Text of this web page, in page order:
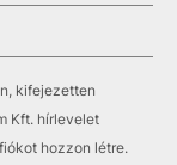
kifejezetten
Kft. hírlevelet
hozzon létre.